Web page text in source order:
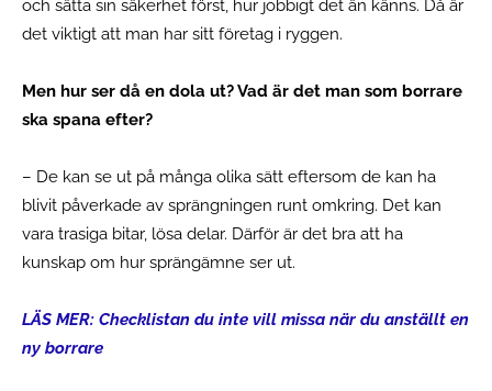
och sätta sin säkerhet först, hur jobbigt det än känns. Då är
det viktigt att man har sitt företag i ryggen.
Men hur ser då en dola ut? Vad är det man som borrare
ska spana efter?
– De kan se ut på många olika sätt eftersom de kan ha
blivit påverkade av sprängningen runt omkring. Det kan
vara trasiga bitar, lösa delar. Därför är det bra att ha
kunskap om hur sprängämne ser ut.
LÄS MER: Checklistan du inte vill missa när du anställt en
ny borrare